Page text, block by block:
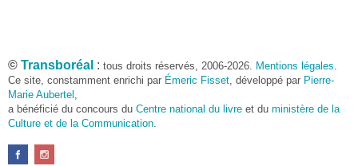
© Transboréal : tous droits réservés, 2006-2026. Mentions légales.
Ce site, constamment enrichi par Émeric Fisset, développé par Pierre-
Marie Aubertel ,
a bénéficié du concours du Centre national du livre et du ministère de la
Culture et de la Communication.